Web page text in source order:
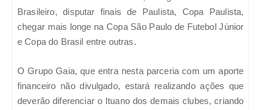
Brasileiro, disputar finais de Paulista, Copa Paulista,
chegar mais longe na Copa São Paulo de Futebol Júnior
e Copa do Brasil entre outras.
O Grupo Gaia, que entra nesta parceria com um aporte
financeiro não divulgado, estará realizando ações que
deverão diferenciar o Ituano dos demais clubes, criando